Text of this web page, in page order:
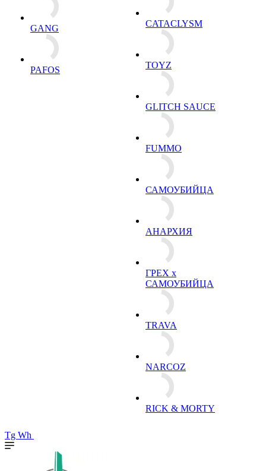
GANG
PAFOS
CATACLYSM
TOYZ
GLITCH SAUCE
FUMMO
САМОУБИЙЦА
АНАРХИЯ
ГРЕХ х
САМОУБИЙЦА
TRAVA
NARCOZ
RICK & MORTY
Tg Wh